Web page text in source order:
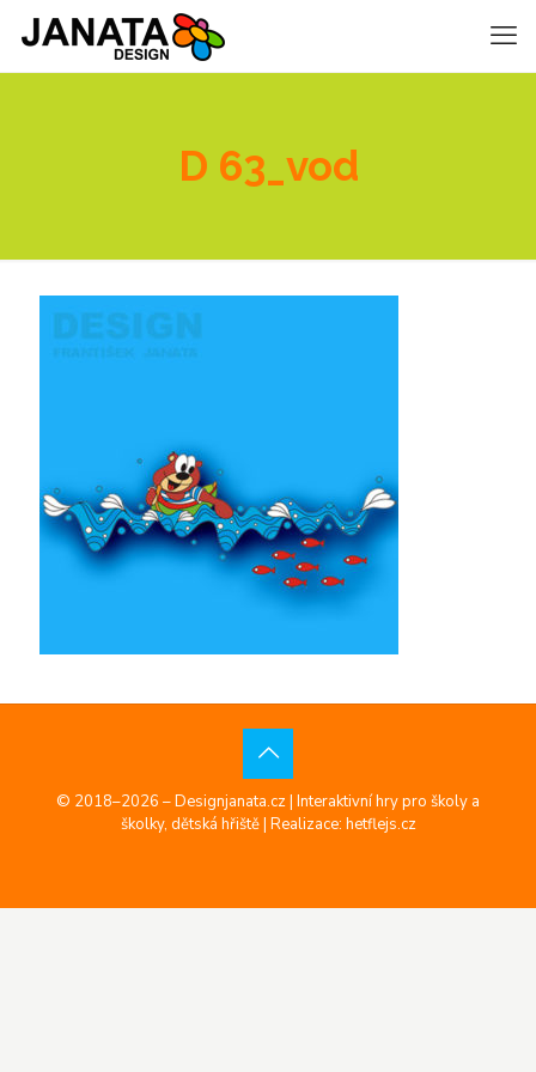
D 63_vod
© 2018–2026 – Designjanata.cz | Interaktivní hry pro školy a
školky, dětská hřiště | Realizace: hetflejs.cz